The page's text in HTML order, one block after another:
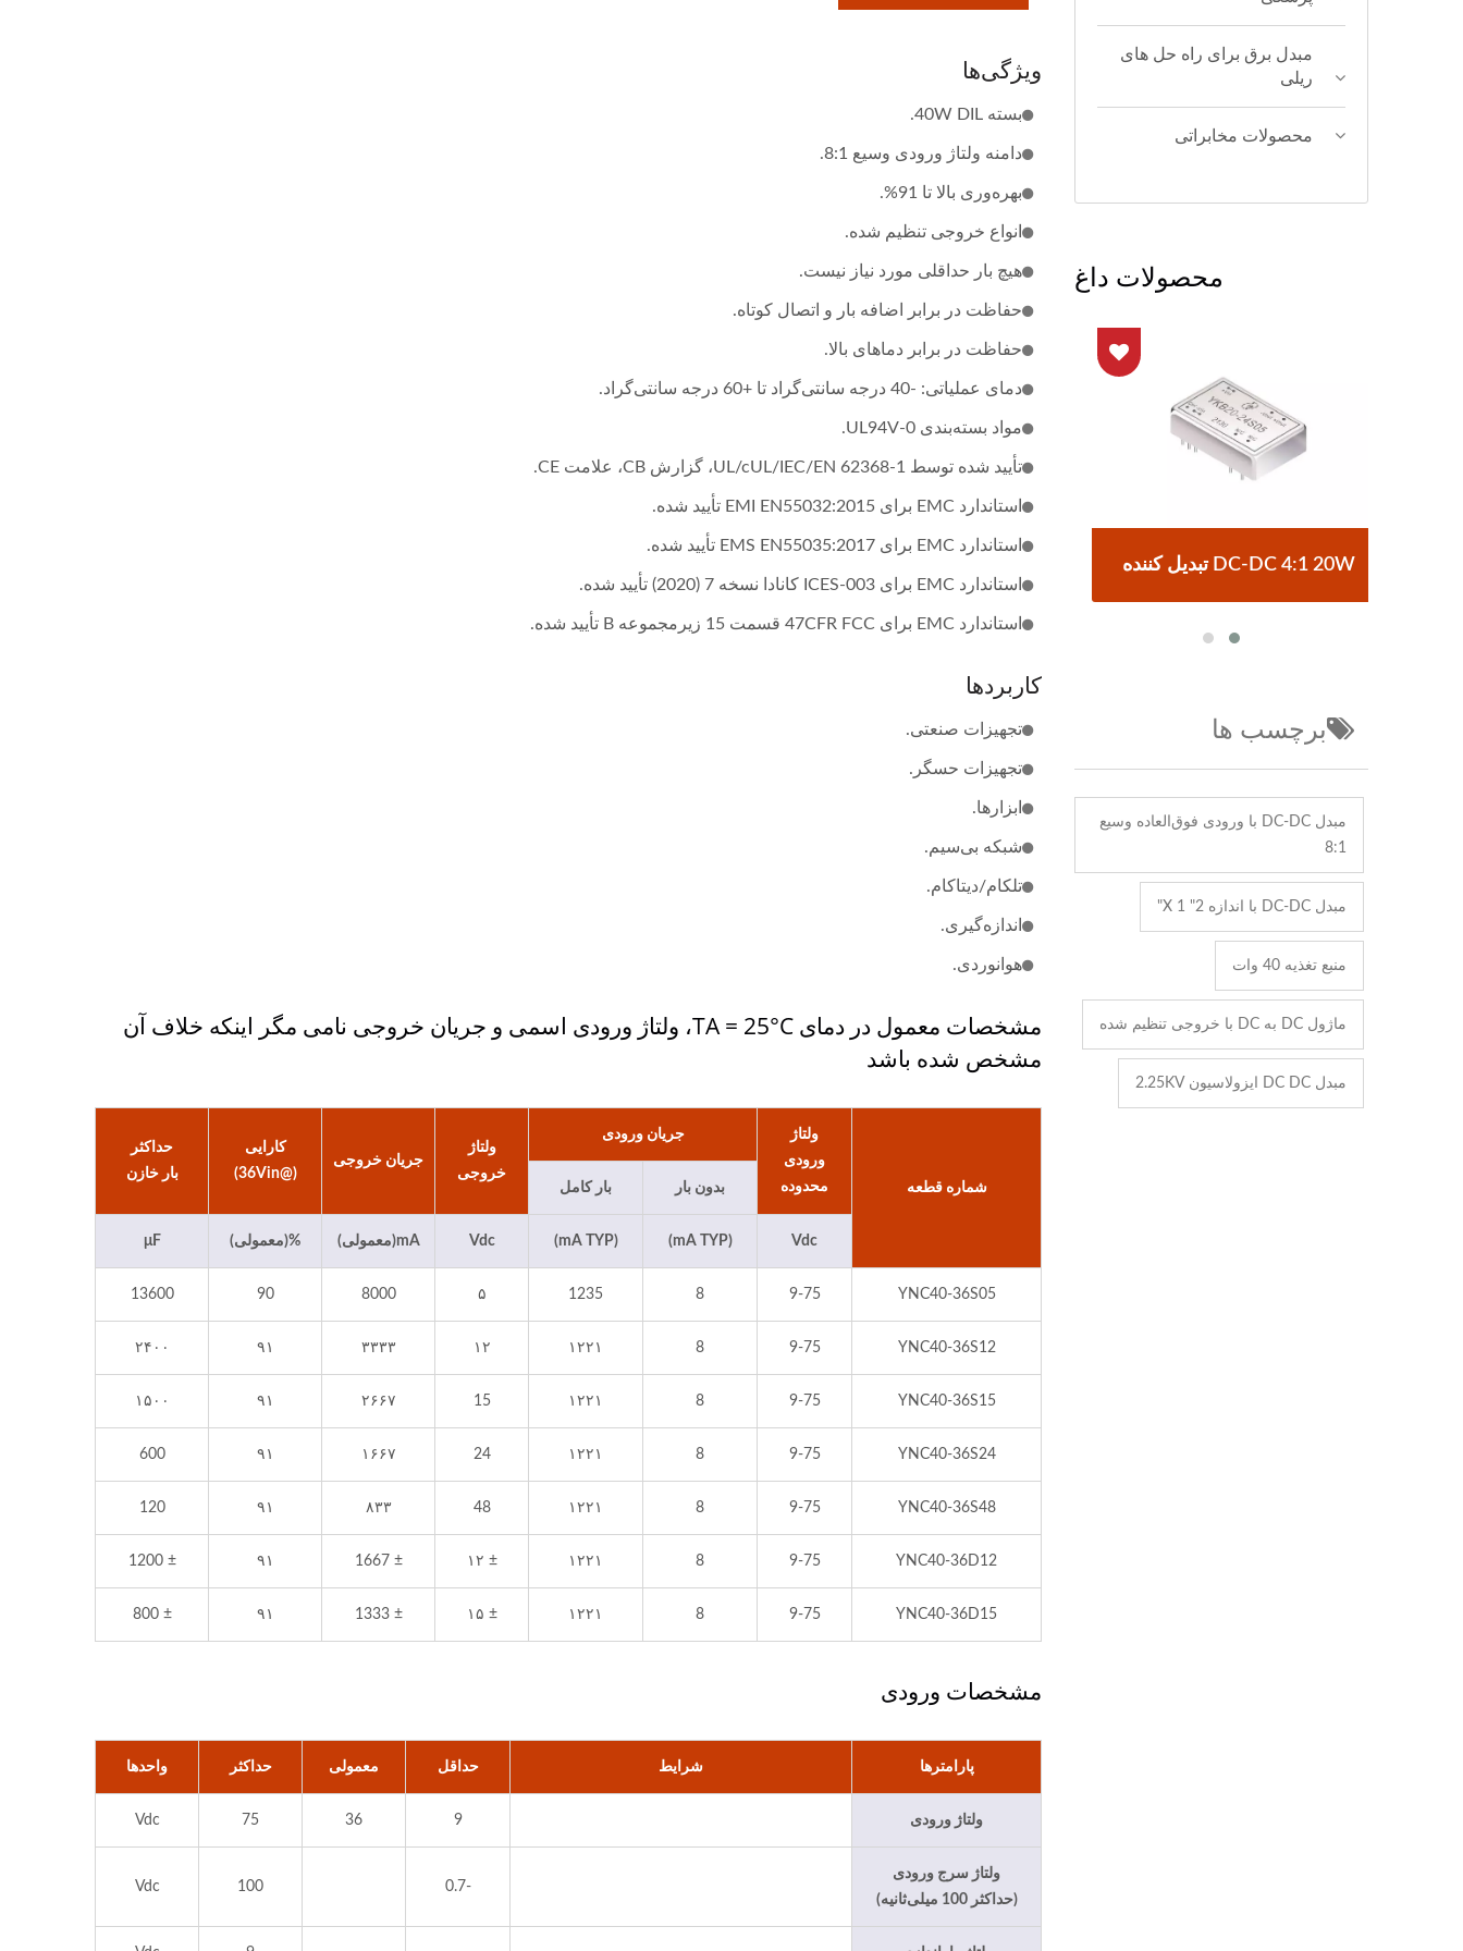
ویژگی‌ها
بسته 40W DIL.
دامنه ولتاژ ورودی وسیع 8:1.
بهره‌وری بالا تا 91%.
انواع خروجی تنظیم شده.
هیچ بار حداقلی مورد نیاز نیست.
حفاظت در برابر اضافه بار و اتصال کوتاه.
حفاظت در برابر دماهای بالا.
دمای عملیاتی: -40 درجه سانتی‌گراد تا +60 درجه سانتی‌گراد.
مواد بسته‌بندی UL94V-0.
تأیید شده توسط UL/cUL/IEC/EN 62368-1، گزارش CB، علامت CE.
استاندارد EMC برای EMI EN55032:2015 تأیید شده.
استاندارد EMC برای EMS EN55035:2017 تأیید شده.
استاندارد EMC برای ICES-003 کانادا نسخه 7 (2020) تأیید شده.
استاندارد EMC برای 47CFR FCC قسمت 15 زیرمجموعه B تأیید شده.
کاربردها
تجهیزات صنعتی.
تجهیزات حسگر.
ابزارها.
شبکه بی‌سیم.
تلکام/دیتاکام.
اندازه‌گیری.
هوانوردی.
مشخصات معمول در دمای TA = 25°C، ولتاژ ورودی اسمی و جریان خروجی نامی مگر اینکه خلاف آن
مشخص شده باشد
شماره قطعه
ولتاژ
ورودی
محدوده
جریان ورودی
ولتاژ
خروجی
جریان خروجی
کارایی
(@36Vin)
حداکثر
بار خازن
بدون بار
بار کامل
Vdc
(mA TYP)
(mA TYP)
Vdc mA(معمولی) %(معمولی) μF
YNC40-36S05
9-75
8
1235 ۵ 8000
90
13600
YNC40-36S12
9-75
8 ۱۲۲۱ ۱۲ ۳۳۳۳ ۹۱ ۲۴۰۰
YNC40-36S15
9-75
8 ۱۲۲۱ 15 ۲۶۶۷ ۹۱ ۱۵۰۰
YNC40-36S24
9-75
8 ۱۲۲۱ 24 ۱۶۶۷ ۹۱ 600
YNC40-36S48
9-75
8 ۱۲۲۱ 48 ۸۳۳ ۹۱ 120
YNC40-36D12
9-75
8 ۱۲۲۱ ± ۱۲ ± 1667 ۹۱ ± 1200
YNC40-36D15
9-75
8 ۱۲۲۱ ± ۱۵ ± 1333 ۹۱ ± 800
مشخصات ورودی
پارامترها شرایط حداقل معمولی حداکثر واحدها
ولتاژ ورودی 9
36
75
Vdc
ولتاژ سرج ورودی
(حداکثر 100 میلی‌ثانیه)
-0.7
100
Vdc
مبدل برق برای راه حل های
ریلی
محصولات مخابراتی
محصولات داغ
تبدیل کننده DC-DC 4:1 20W
برچسب ها
مبدل DC-DC با ورودی فوق‌العاده وسیع
8:1
مبدل DC-DC با اندازه 2" X 1"
منبع تغذیه 40 وات
ماژول DC به DC با خروجی تنظیم شده
مبدل DC DC ایزولاسیون 2.25KV